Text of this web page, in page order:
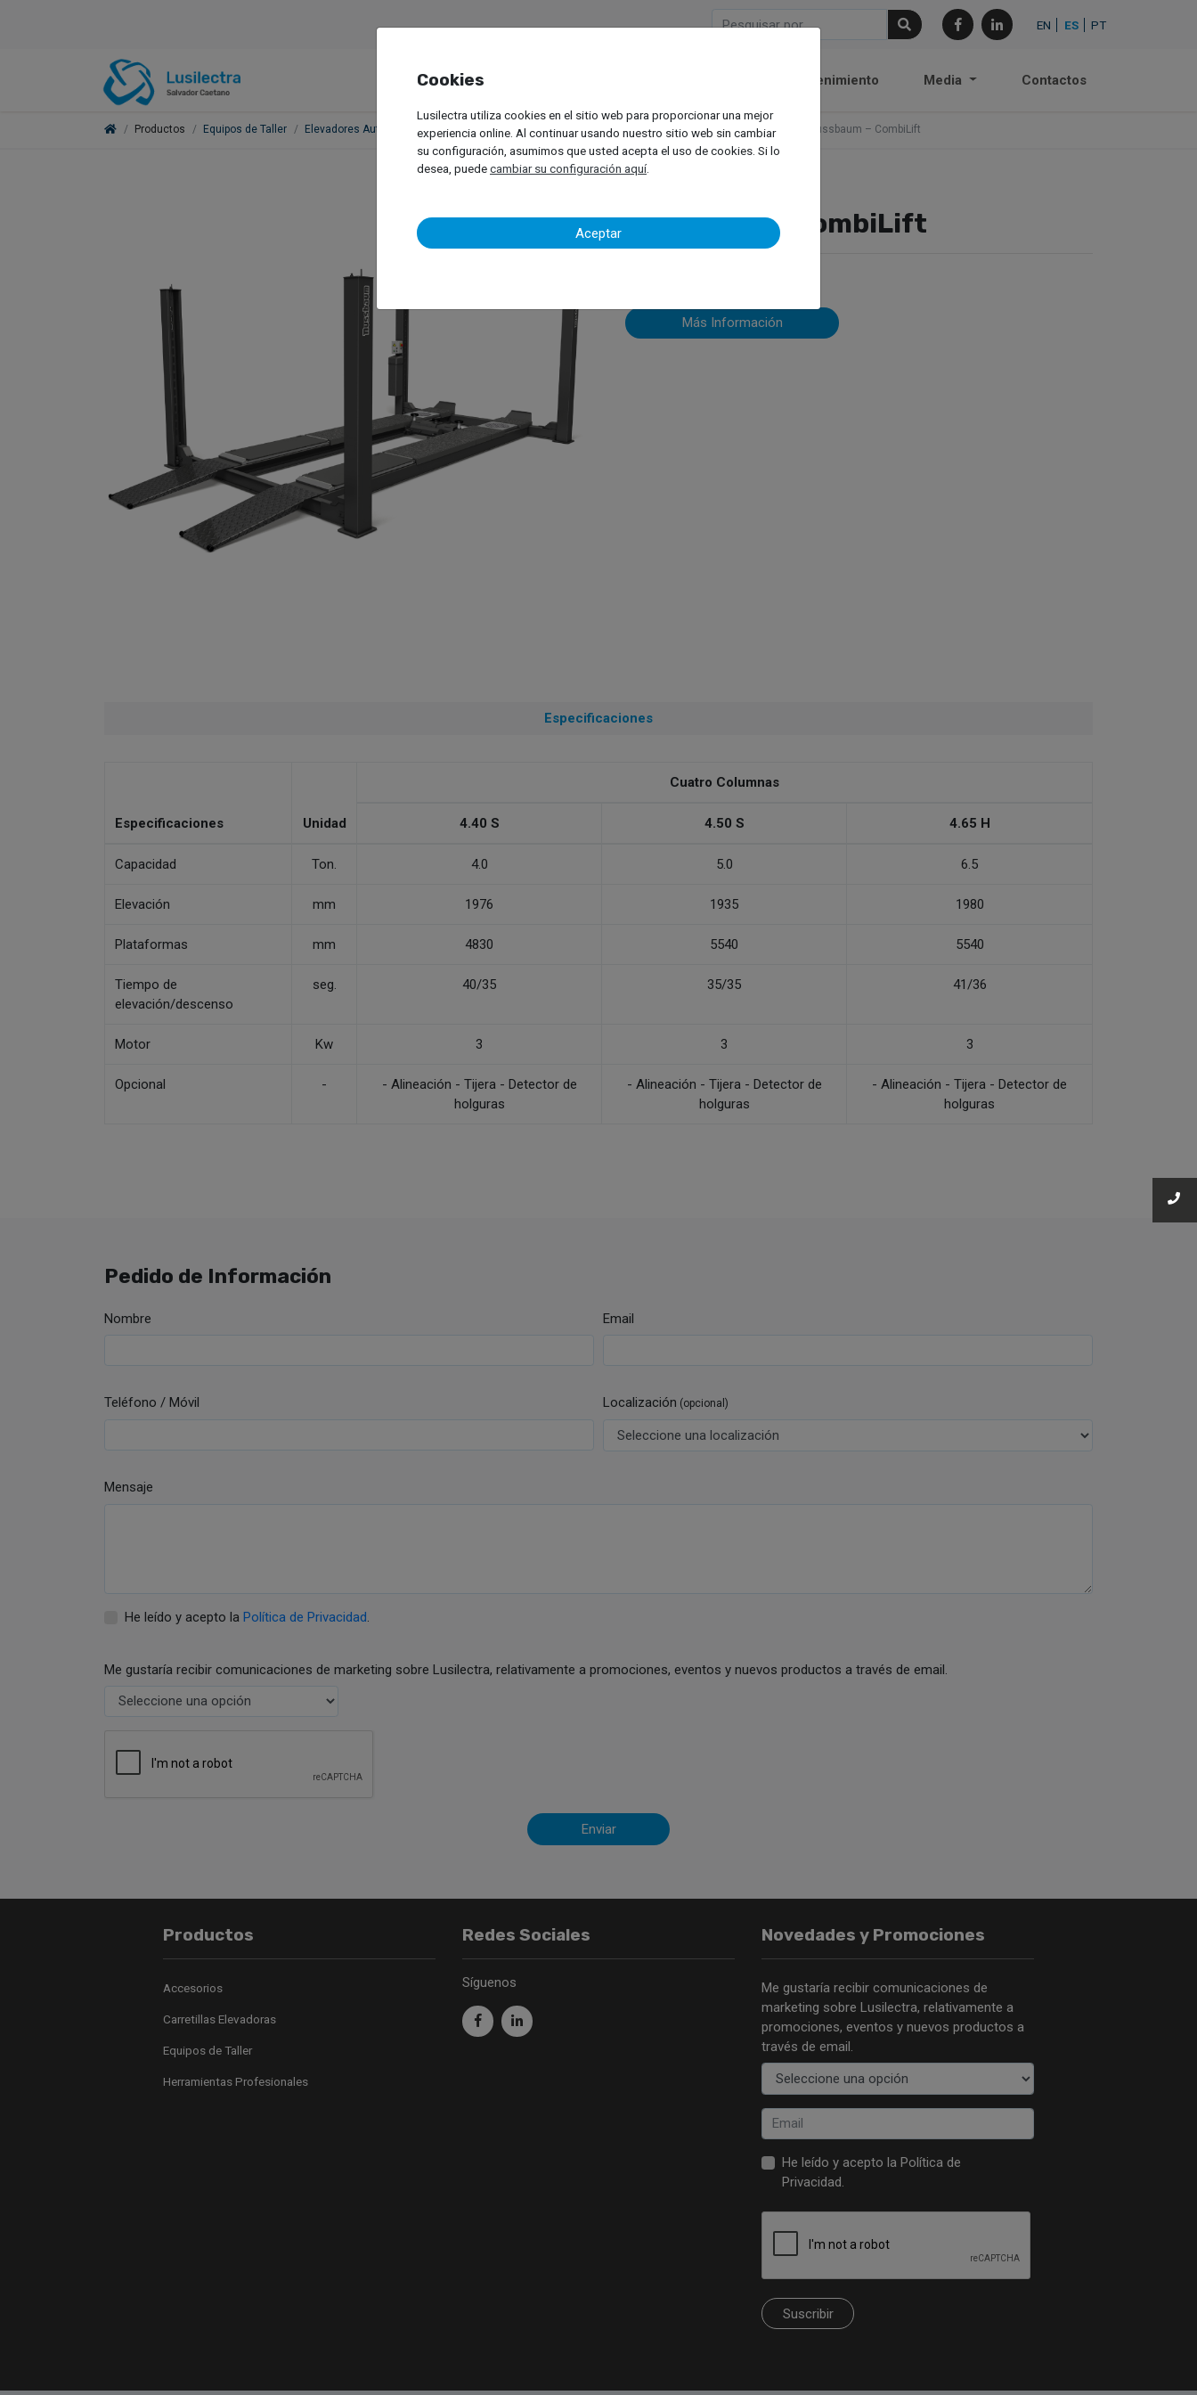
EN ES PT
Mantenimiento Media Contactos
Productos Equipos de Taller Elevadores Automóviles Elevadores para Vehiculos Ligeros Elevadores de Cuatro Columnas Nussbaum – CombiLift
Nussbaum – CombiLift
Más Información
Especificaciones
Especificaciones Unidad
Cuatro Columnas
4.40 S 4.50 S 4.65 H
Capacidad Ton. 4.0 5.0 6.5
Elevación mm 1976 1935 1980
Plataformas mm 4830 5540 5540
Tiempo de
elevación/descenso
seg. 40/35 35/35 41/36
Motor Kw 3 3 3
Opcional -
- Alineación - Tijera - Detector de
holguras
- Alineación - Tijera - Detector de
holguras
- Alineación - Tijera - Detector de
holguras
Pedido de Información
Nombre Email
Teléfono / Móvil Localización (opcional)
Mensaje
He leído y acepto la Política de Privacidad.
Me gustaría recibir comunicaciones de marketing sobre Lusilectra, relativamente a promociones, eventos y nuevos productos a través de email.
Enviar
Productos
Accesorios
Carretillas Elevadoras
Equipos de Taller
Herramientas Profesionales
Redes Sociales
Síguenos
Novedades y Promociones
Me gustaría recibir comunicaciones de
marketing sobre Lusilectra, relativamente a
promociones, eventos y nuevos productos a
través de email.
He leído y acepto la Política de
Privacidad.
Suscribir
Cookies
Lusilectra utiliza cookies en el sitio web para proporcionar una mejor
experiencia online. Al continuar usando nuestro sitio web sin cambiar
su configuración, asumimos que usted acepta el uso de cookies. Si lo
desea, puedecambiar su configuración aquí.
Aceptar